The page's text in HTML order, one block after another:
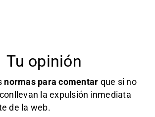
Tu opinión
normas para comentar que si no
la expulsión inmediata
de la web.